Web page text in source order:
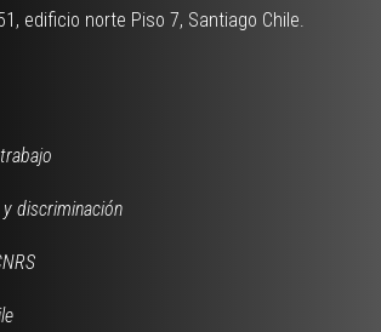
edificio norte Piso 7, Santiago Chile.
discriminación